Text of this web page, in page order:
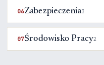
06Zabezpieczenia3
07Środowisko Pracy2